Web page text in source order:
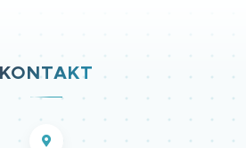
KONTAKT